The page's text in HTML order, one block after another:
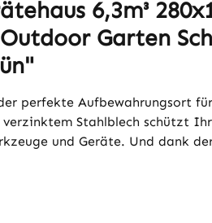
6,3m³
Garten
perfekte Aufbewahrungsort
Stahlblech schützt
und Geräte. Und dank